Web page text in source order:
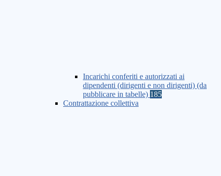
Incarichi conferiti e autorizzati ai
dipendenti (dirigenti e non dirigenti) (da
pubblicare in tabelle) 185
Contrattazione collettiva